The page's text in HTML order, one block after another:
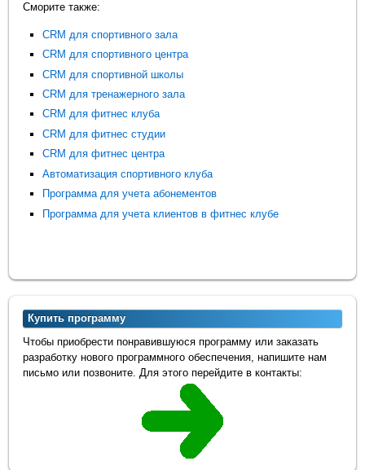
Сморите также:
CRM для спортивного зала
CRM для спортивного центра
CRM для спортивной школы
CRM для тренажерного зала
CRM для фитнес клуба
CRM для фитнес студии
CRM для фитнес центра
Автоматизация спортивного клуба
Программа для учета абонементов
Программа для учета клиентов в фитнес клубе
Купить программу
Чтобы приобрести понравившуюся программу или заказать
разработку нового программного обеспечения, напишите нам
письмо или позвоните. Для этого перейдите в контакты: